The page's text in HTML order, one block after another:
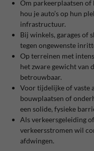
Om parkeerplaatsen of
hou je auto’s op hun
infrastructuur.
Bij winkels, garages of
tegen ongewenste
Op terreinen met
het zware gewicht van
betrouwbaar.
Voor tijdelijke of vaste
bouwplaatsen of
een solide, fysieke
Als verkeersgeleiding
verkeersstromen wil
afdwingen.